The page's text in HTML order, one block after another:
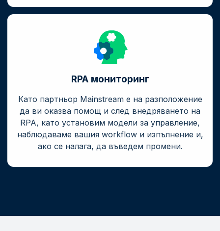
RPA мониторинг
Като партньор Mainstream е на разположение
да ви оказва помощ и след внедряването на
RPA, като установим модели за управление,
наблюдаваме вашия workflow и изпълнение и,
ако се налага, да въведем промени.